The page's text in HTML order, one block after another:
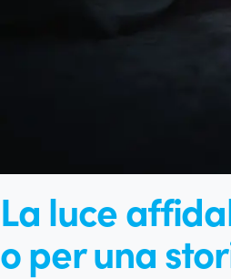
La luce
o per una